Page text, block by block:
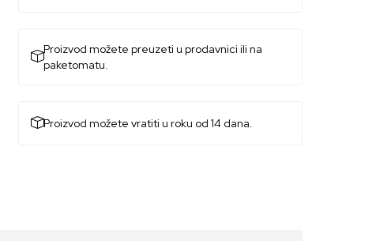
Proizvod možete preuzeti u prodavnici ili na
paketomatu.
Proizvod možete vratiti u roku od 14 dana.